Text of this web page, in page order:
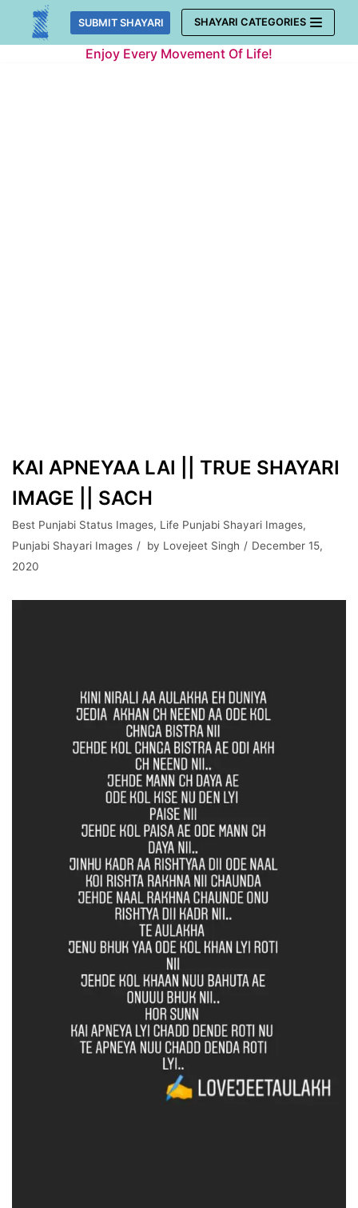
Skip
SUBMIT SHAYARI SHAYARI CATEGORIES
Enjoy Every Movement Of Life!
KAI APNEYAA LAI || TRUE SHAYARI
IMAGE || SACH
Best Punjabi Status Images, Life Punjabi Shayari Images,
Punjabi Shayari Images
by Lovejeet Singh
December 15,
2020